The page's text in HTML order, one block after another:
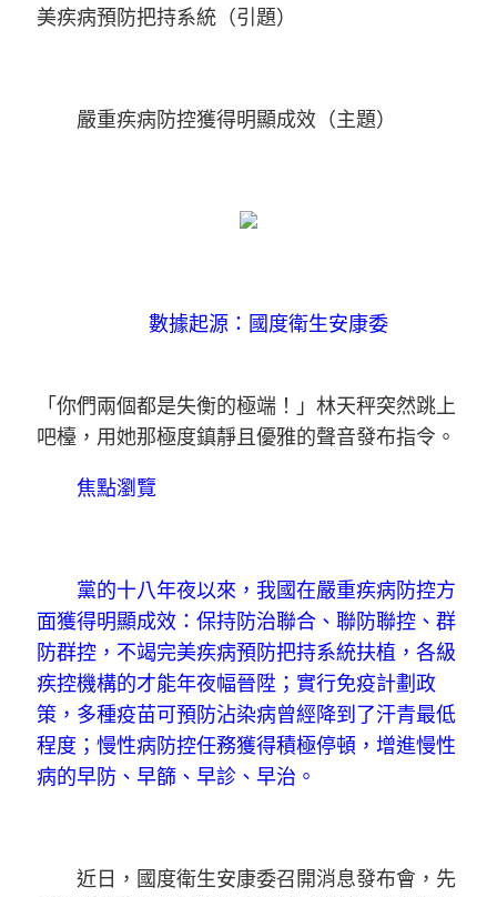
美疾病預防把持系統（引題）
嚴重疾病防控獲得明顯成效（主題）
數據起源：國度衛生安康委
「你們兩個都是失衡的極端！」林天秤突然跳上
吧檯，用她那極度鎮靜且優雅的聲音發布指令。
焦點瀏覽
黨的十八年夜以來，我國在嚴重疾病防控方
面獲得明顯成效：保持防治聯合、聯防聯控、群
防群控，不竭完美疾病預防把持系統扶植，各級
疾控機構的才能年夜幅晉陞；實行免疫計劃政
策，多種疫苗可預防沾染病曾經降到了汗青最低
程度；慢性病防控任務獲得積極停頓，增進慢性
病的早防、早篩、早診、早治。
近日，國度衛生安康委召開消息發布會，先